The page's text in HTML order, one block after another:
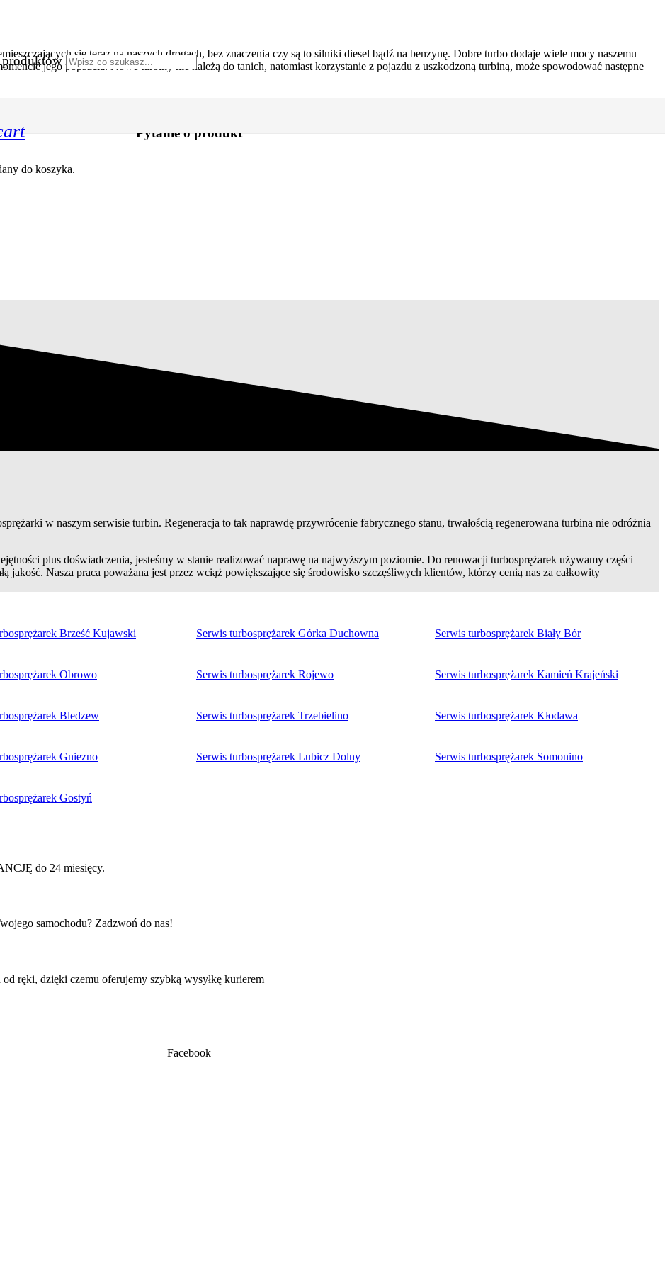
do koszyka.
się teraz na naszych drogach, bez znaczenia czy są to silniki diesel bądź na benzynę. Dobre turbo dodaje wiele mocy naszemu
jego popsucia. Nowe turbiny nie należą do tanich, natomiast korzystanie z pojazdu z uszkodzoną turbiną, może spowodować następne
Pytanie o produkt
w naszym serwisie turbin. Regeneracja to tak naprawdę przywrócenie fabrycznego stanu, trwałością regenerowana turbina nie odróżnia
plus doświadczenia, jesteśmy w stanie realizować naprawę na najwyższym poziomie. Do renowacji turbosprężarek używamy części
jakość. Nasza praca poważana jest przez wciąż powiększające się środowisko szczęśliwych klientów, którzy cenią nas za całkowity
Brześć Kujawski Serwis turbosprężarek Górka Duchowna Serwis turbosprężarek Biały Bór
Obrowo Serwis turbosprężarek Rojewo Serwis turbosprężarek Kamień Krajeński
Bledzew Serwis turbosprężarek Trzebielino Serwis turbosprężarek Kłodawa
Gniezno Serwis turbosprężarek Lubicz Dolny Serwis turbosprężarek Somonino
Gostyń
do 24 miesięcy.
samochodu? Zadzwoń do nas!
ręki, dzięki czemu oferujemy szybką wysyłkę kurierem
Facebook